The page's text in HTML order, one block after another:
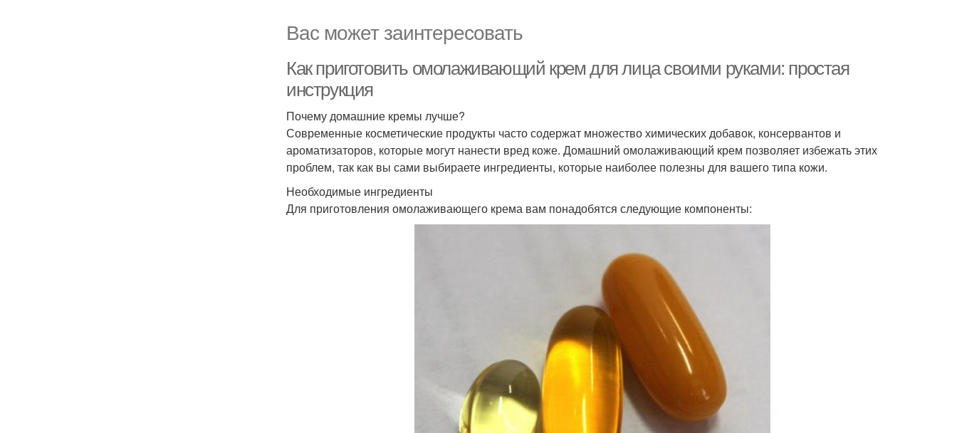
Вас может заинтересовать
Как приготовить омолаживающий крем для лица своими руками: простая
инструкция
Почему домашние кремы лучше?
Современные косметические продукты часто содержат множество химических добавок, консервантов и
ароматизаторов, которые могут нанести вред коже. Домашний омолаживающий крем позволяет избежать этих
проблем, так как вы сами выбираете ингредиенты, которые наиболее полезны для вашего типа кожи.
Необходимые ингредиенты
Для приготовления омолаживающего крема вам понадобятся следующие компоненты: